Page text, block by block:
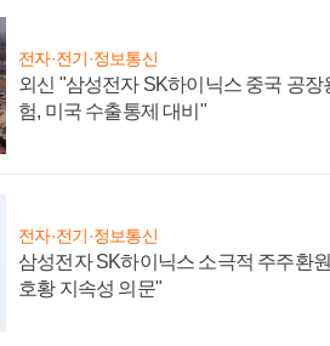
전자·전기·정보통신
외신 "삼성전자 SK하이닉스 중국 공장
험, 미국 수출통제 대비"
전자·전기·정보통신
삼성전자 SK하이닉스 소극적 주주환
호황 지속성 의문"